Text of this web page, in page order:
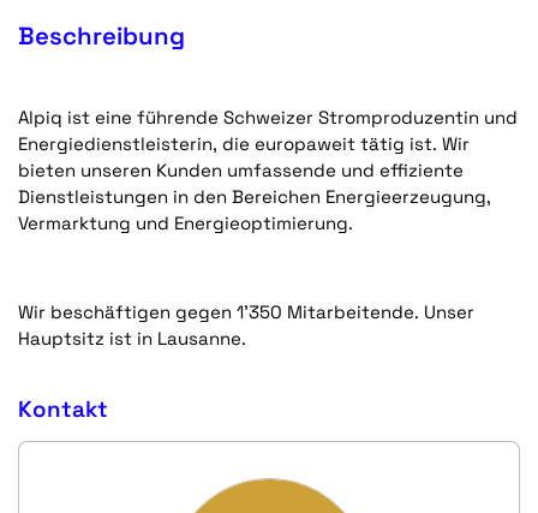
Beschreibung
Alpiq ist eine führende Schweizer Stromproduzentin und
Energiedienstleisterin, die europaweit tätig ist. Wir
bieten unseren Kunden umfassende und effiziente
Dienstleistungen in den Bereichen Energieerzeugung,
Vermarktung und Energieoptimierung.
Wir beschäftigen gegen 1’350 Mitarbeitende. Unser
Hauptsitz ist in Lausanne.
Kontakt